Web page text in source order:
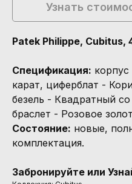
Узнать
Patek Philippe, Cubitus,
Спецификация:
карат, циферблат -
безель - Квадратный
браслет - Розовое
Состояние: новые,
комплектация.
Забронируйте или